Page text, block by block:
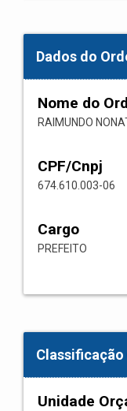
Dados do
Nome do
RAIMUNDO
CPF/Cnpj
674.610.003-06
Cargo
PREFEITO
Unidade